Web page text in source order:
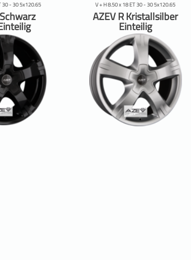
30 - 30 5x120.65 V + H 8.50 x 18 ET 30 - 30 5x120.65
AZEV R Kristallsilber
Einteilig